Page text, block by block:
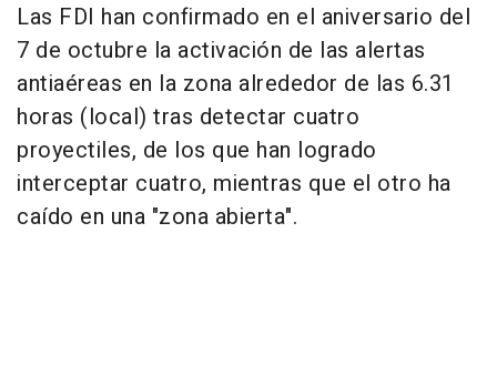
Las FDI han confirmado en el aniversario del
7 de octubre la activación de las alertas
antiaéreas en la zona alrededor de las 6.31
horas (local) tras detectar cuatro
proyectiles, de los que han logrado
interceptar cuatro, mientras que el otro ha
caído en una "zona abierta".